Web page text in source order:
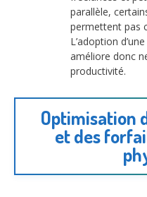
parallèle,
permettent pas
L’adoption
améliore donc
productivité.
Optimisation
et des